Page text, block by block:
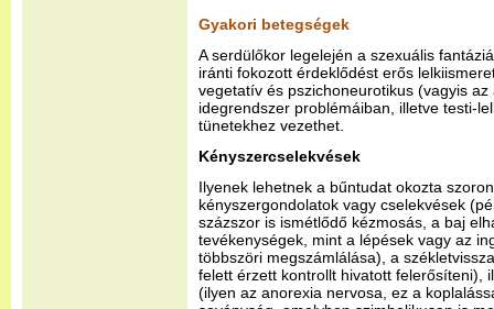
Gyakori betegségek
A serdülőkor legelején a szexuális
iránti fokozott érdeklődést erős
vegetatív és pszichoneurotikus (vagyis
idegrendszer problémáiban, illetve testi-
tünetekhez vezethet.
Kényszercselekvések
Ilyenek lehetnek a bűntudat okozta
kényszergondolatok vagy cselekvések
százszor is ismétlődő kézmosás, a baj
tevékenységek, mint a lépések vagy az
többszöri megszámlálása), a
felett érzett kontrollt hivatott felerősíteni),
(ilyen az anorexia nervosa, ez a